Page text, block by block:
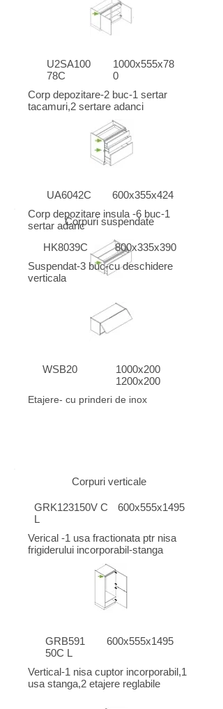
U2SA100
78C
1000x555x78
0
Corp depozitare-2 buc-1 sertar
tacamuri,2 sertare adanci
UA6042C
600x355x424
Corp depozitare insula -6 buc-1
sertar adancCorpuri suspendate
HK8039C
800x335x390
Suspendat-3 buc-cu deschidere
verticala
WSB20
1000x200
1200x200
Etajere- cu prinderi de inox
Corpuri verticale
GRK123150V C
L
600x555x1495
Verical -1 usa fractionata ptr nisa
frigiderului incorporabil-stanga
GRB591
50C L
600x555x1495
Vertical-1 nisa cuptor incorporabil,1
usa stanga,2 etajere reglabile